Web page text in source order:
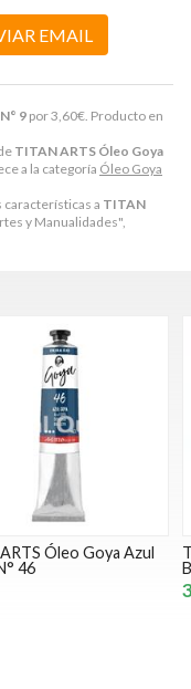
9 por3,60€. Producto en
TITAN ARTS Óleo Goya
a la categoría Óleo Goya
a TITAN
y Manualidades",
EMAIL
ARTS Óleo Goya
Zinc Nº6